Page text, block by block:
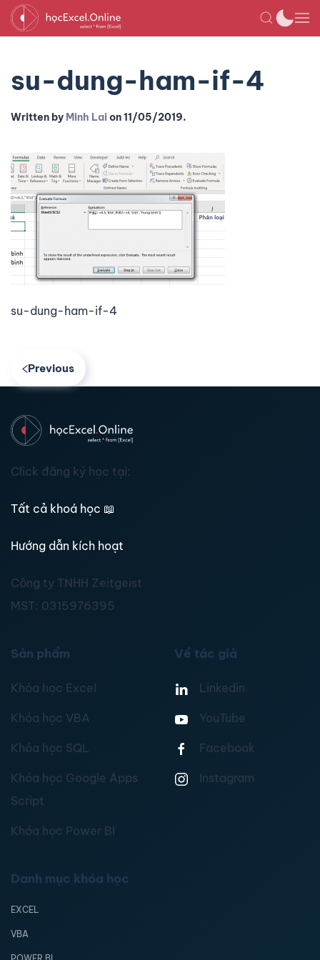
su-dung-ham-if-4
Written by Minh Laion11/05/2019.
su-dung-ham-if-4
Previous
Click đăng ký học tại:
Tất cả khoá học 📖
Hướng dẫn kích hoạt
Công ty TNHH Zeitgeist
MST: 0315976395
Sản phẩm
Khóa học Excel
Khóa học VBA
Khóa học SQL
Khóa học Google Apps
Script
Khóa học Power BI
Về tác giả
Linkedin
YouTube
Facebook
Instagram
Danh mục khóa học
EXCEL
VBA